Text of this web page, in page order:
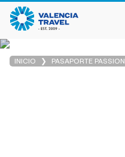
INICIO PASAPORTE PASSION